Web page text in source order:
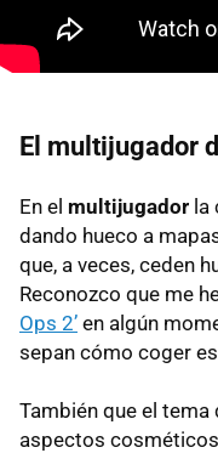
El multijugador
En el multijugador la
dando hueco a
que, a veces, ceden
Reconozco que me
Ops 2’ en algún
sepan cómo coger
También que el tema
aspectos